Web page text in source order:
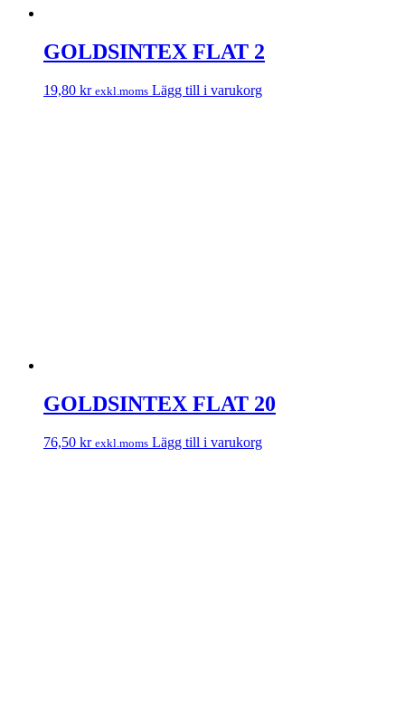
GOLDSINTEX FLAT 2
19,80 kr exkl.moms Lägg till i varukorg
GOLDSINTEX FLAT 20
76,50 kr exkl.moms Lägg till i varukorg